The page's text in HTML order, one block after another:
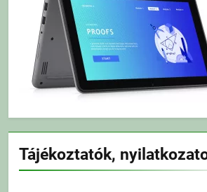
Tájékoztatók,